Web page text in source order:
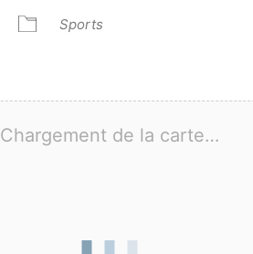
Sports
Chargement de la carte…